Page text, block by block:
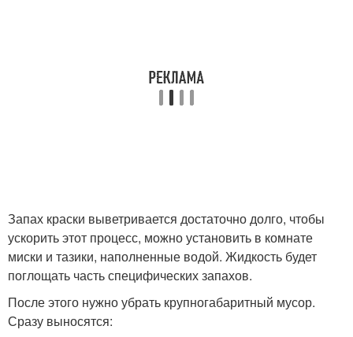
Запах краски выветривается достаточно долго, чтобы
ускорить этот процесс, можно установить в комнате
миски и тазики, наполненные водой. Жидкость будет
поглощать часть специфических запахов.
После этого нужно убрать крупногабаритный мусор.
Сразу выносятся: